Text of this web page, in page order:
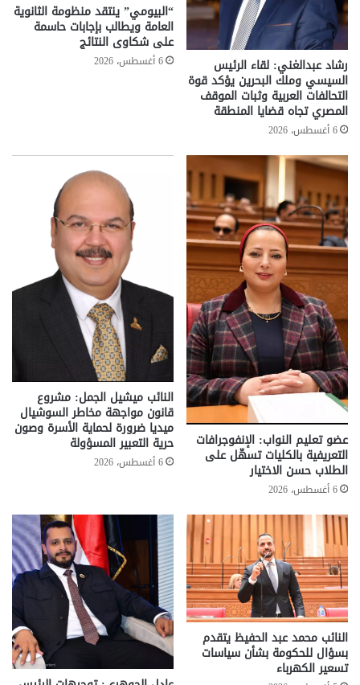
رشاد عبدالغني: لقاء الرئيس
السيسي وملك البحرين يؤكد قوة
التحالفات العربية وثبات الموقف
المصري تجاه قضايا المنطقة
6 أغسطس، 2026
“البيومي” ينتقد منظومة الثانوية
العامة ويطالب بإجابات حاسمة
على شكاوى النتائج
6 أغسطس، 2026
عضو تعليم النواب: الإنفوجرافات
التعريفية بالكليات تسهّل على
الطلاب حسن الاختيار
6 أغسطس، 2026
النائب ميشيل الجمل: مشروع
قانون مواجهة مخاطر السوشيال
ميديا ضرورة لحماية الأسرة وصون
حرية التعبير المسؤولة
6 أغسطس، 2026
النائب محمد عبد الحفيظ يتقدم
بسؤال للحكومة بشأن سياسات
تسعير الكهرباء